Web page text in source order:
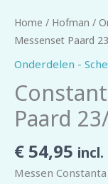
Home / Hofman /
Messenset Paard
Onderdelen -
Paard
€ 54,95
Messen